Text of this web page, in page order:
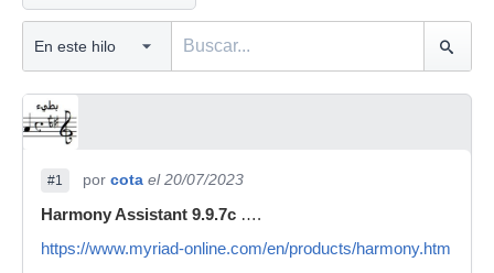
#1 por cota el 20/07/2023
Harmony Assistant 9.9.7c ….
https://www.myriad-online.com/en/products/harmony.htm